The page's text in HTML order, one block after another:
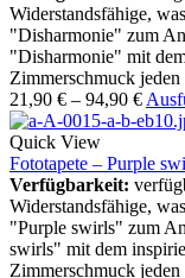
Widerstandsfähige,
"Disharmonie" zum
"Disharmonie" mit
Zimmerschmuck jeden
21,90 € – 94,90 €
Quick View
Fototapete – Purple
Verfügbarkeit:
Widerstandsfähige,
"Purple swirls" zum
swirls" mit dem
Zimmerschmuck jeden